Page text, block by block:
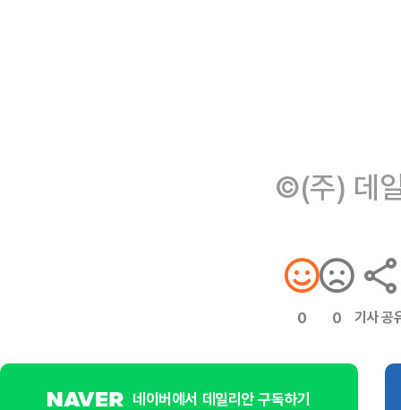
©(주) 데
0 0 기사 공
네이버에서 데일리안 구독하기